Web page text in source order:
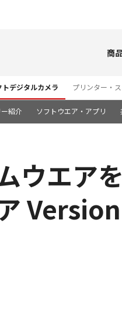
商
トデジタルカメラ プリンター・
紹介 ソフトウエア・アプリ
ウエア